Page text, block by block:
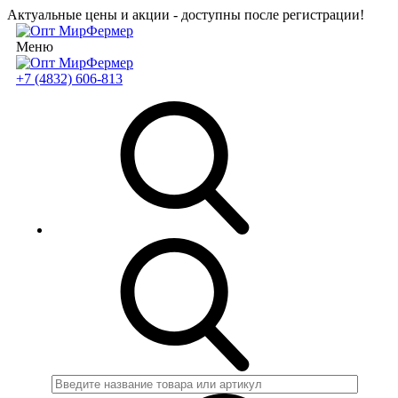
Актуальные цены и акции - доступны после регистрации!
Меню
+7 (4832) 606-813